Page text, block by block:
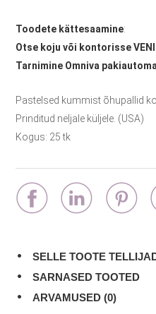
Toodete kättesaamine:
Otse koju või kontorisse
Tarnimine Omniva
Pastelsed kummist õhupallid
Prinditud neljale küljele. (USA)
Kogus: 25 tk
SELLE TOOTE
SARNASED TOOTED
ARVAMUSED (0)